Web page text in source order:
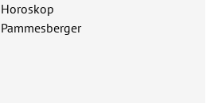
Horoskop
Pammesberger